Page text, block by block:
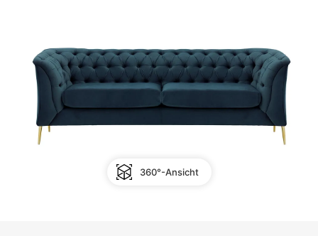
360°-Ansicht